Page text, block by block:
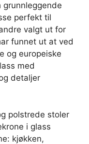
grunnleggende
perfekt til
valgt ut for
funnet ut at ved
og europeiske
med
detaljer
kjøkken,